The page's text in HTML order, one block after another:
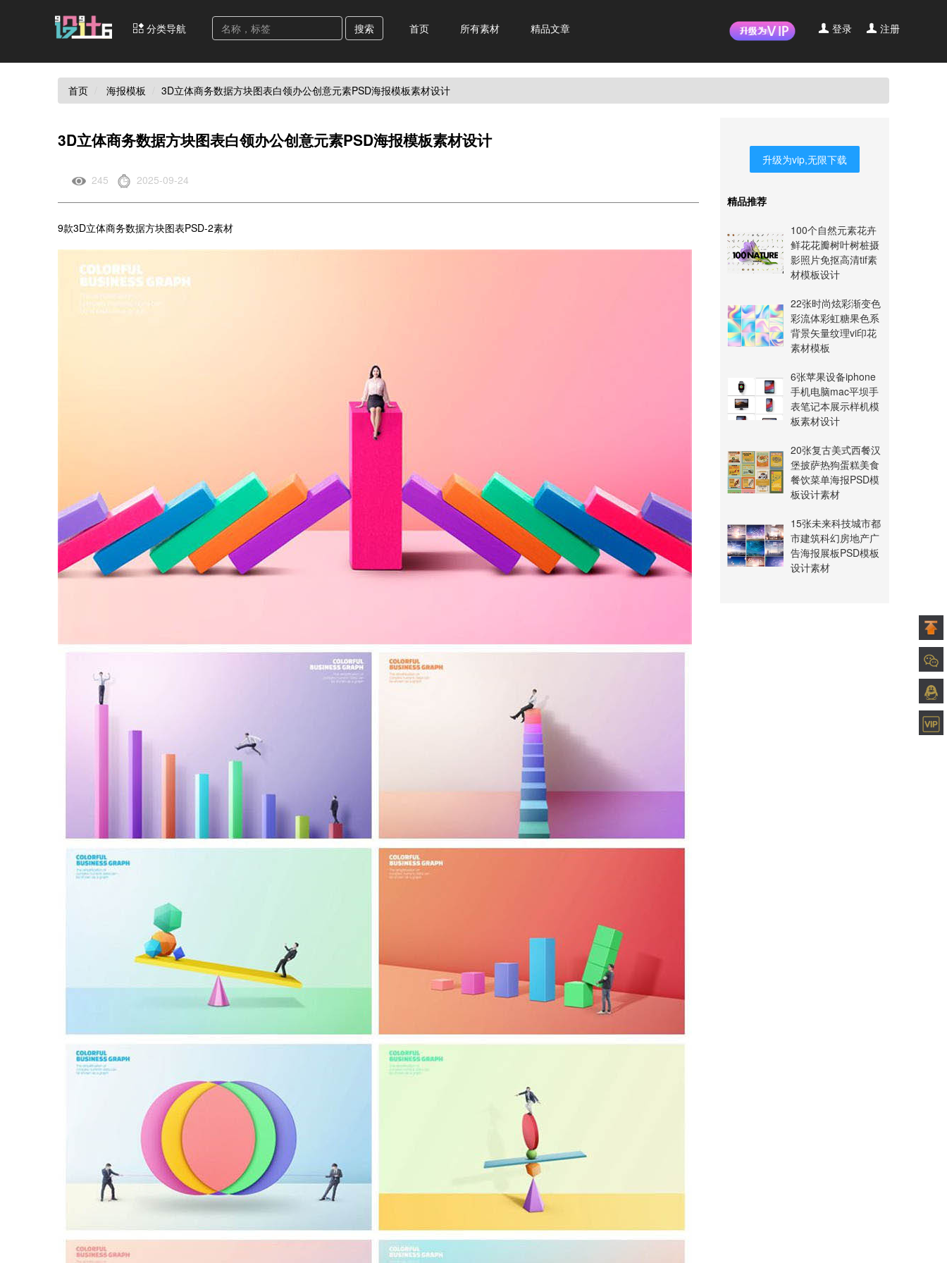
分类导航 搜索 首页 所有素材 精品文章 登录 注册
首页 海报模板 3D立体商务数据方块图表白领办公创意元素PSD海报模板素材设计
3D立体商务数据方块图表白领办公创意元素PSD海报模板素材设计
245 2025-09-24
9款3D立体商务数据方块图表PSD-2素材
升级为vip,无限下载
精品推荐
100个自然元素花卉
鲜花花瓣树叶树桩摄
影照片免抠高清tif素
材模板设计
22张时尚炫彩渐变色
彩流体彩虹糖果色系
背景矢量纹理vi印花
素材模板
6张苹果设备iphone
手机电脑mac平坝手
表笔记本展示样机模
板素材设计
20张复古美式西餐汉
堡披萨热狗蛋糕美食
餐饮菜单海报PSD模
板设计素材
15张未来科技城市都
市建筑科幻房地产广
告海报展板PSD模板
设计素材